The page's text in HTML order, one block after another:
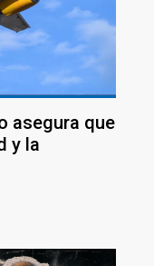
asegura que
y la